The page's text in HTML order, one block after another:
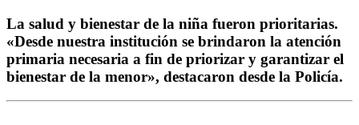
La salud y bienestar de la niña fueron prioritarias.
«Desde nuestra institución se brindaron la atención
primaria necesaria a fin de priorizar y garantizar el
bienestar de la menor», destacaron desde la Policía.